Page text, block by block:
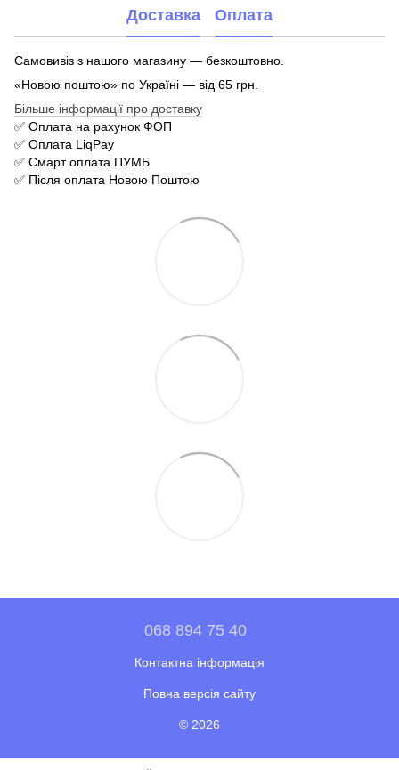
Доставка Оплата
Самовивіз з нашого магазину — безкоштовно.
«Новою поштою» по Україні — від 65 грн.
Більше інформації про доставку
✅ Оплата на рахунок ФОП
✅ Оплата LiqPay
✅ Смарт оплата ПУМБ
✅ Після оплата Новою Поштою
068 894 75 40
Контактна інформація
Повна версія сайту
© 2026